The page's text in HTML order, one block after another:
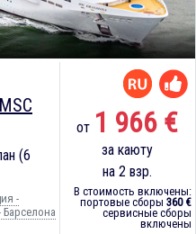
MSC
(6
-
от 1 966 €
за каюту
на 2 взр.
В стоимость включены:
портовые сборы 360 €
сервисные сборы
включены